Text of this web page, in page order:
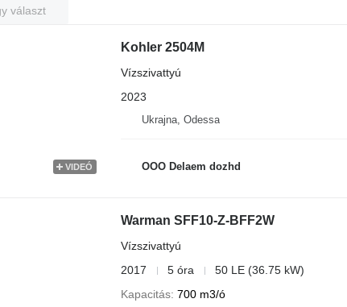
választ
VIDEÓ
Kohler 2504M
Vízszivattyú
2023
Ukrajna, Odessa
OOO Delaem dozhd
Warman SFF10-Z-BFF2W
Vízszivattyú
2017
5 óra
50 LE (36.75 kW)
Kapacitás 700 m3/ó